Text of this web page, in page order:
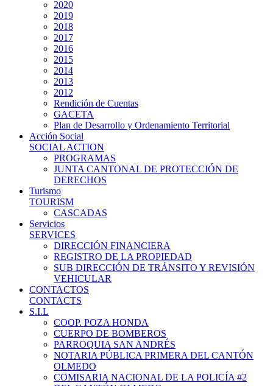
2020
2019
2018
2017
2016
2015
2014
2013
2012
Rendición de Cuentas
GACETA
Plan de Desarrollo y Ordenamiento Territorial
Acción Social
SOCIAL ACTION
PROGRAMAS
JUNTA CANTONAL DE PROTECCIÓN DE
DERECHOS
Turismo
TOURISM
CASCADAS
Servicios
SERVICES
DIRECCIÓN FINANCIERA
REGISTRO DE LA PROPIEDAD
SUB DIRECCIÓN DE TRÁNSITO Y REVISIÓN
VEHICULAR
CONTACTOS
CONTACTS
S.I.L
COOP. POZA HONDA
CUERPO DE BOMBEROS
PARROQUIA SAN ANDRÉS
NOTARIA PÚBLICA PRIMERA DEL CANTÓN
OLMEDO
COMISARIA NACIONAL DE LA POLICÍA #2